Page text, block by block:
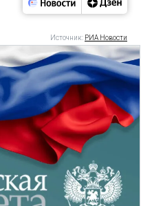
Источник: РИА Новости